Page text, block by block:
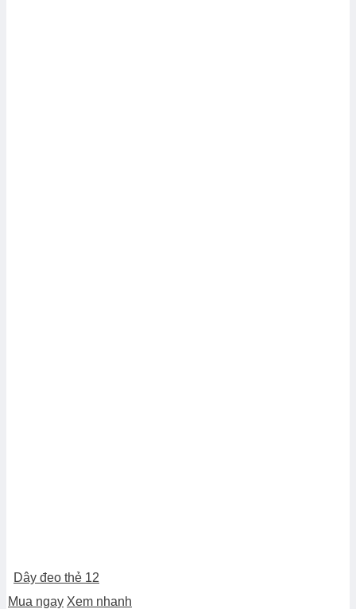
Dây đeo thẻ 12
Mua ngay Xem nhanh